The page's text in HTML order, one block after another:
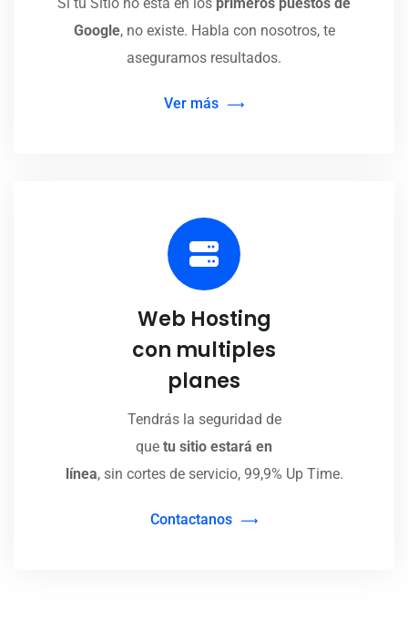
Google, no existe. Habla con nosotros, te
aseguramos resultados.
Ver más
Web Hosting
con multiples
planes
Tendrás la seguridad de
que tu sitio estará en
línea, sin cortes de servicio, 99,9% Up Time.
Contactanos